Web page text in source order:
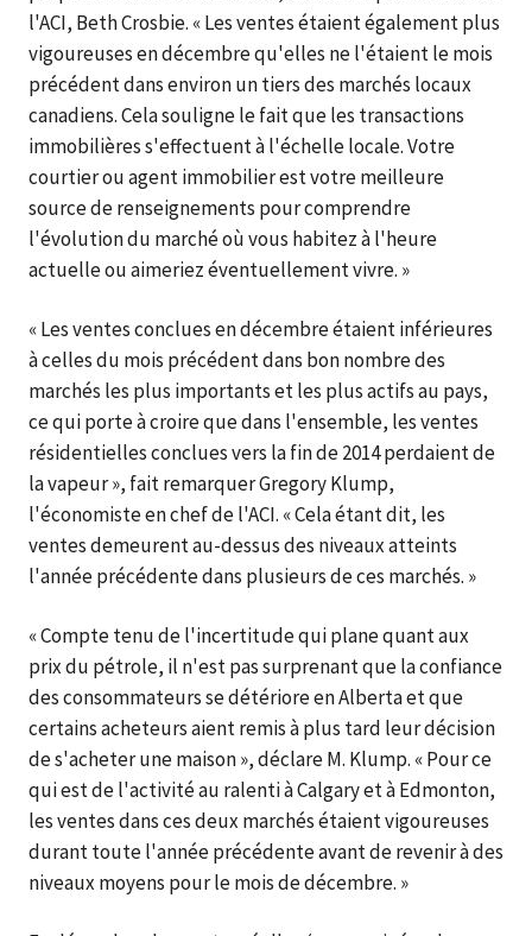
l'ACI, Beth Crosbie. « Les ventes étaient également plus
vigoureuses en décembre qu'elles ne l'étaient le mois
précédent dans environ un tiers des marchés locaux
canadiens. Cela souligne le fait que les transactions
immobilières s'effectuent à l'échelle locale. Votre
courtier ou agent immobilier est votre meilleure
source de renseignements pour comprendre
l'évolution du marché où vous habitez à l'heure
actuelle ou aimeriez éventuellement vivre. »
« Les ventes conclues en décembre étaient inférieures
à celles du mois précédent dans bon nombre des
marchés les plus importants et les plus actifs au pays,
ce qui porte à croire que dans l'ensemble, les ventes
résidentielles conclues vers la fin de 2014 perdaient de
la vapeur », fait remarquer Gregory Klump,
l'économiste en chef de l'ACI. « Cela étant dit, les
ventes demeurent au-dessus des niveaux atteints
l'année précédente dans plusieurs de ces marchés. »
« Compte tenu de l'incertitude qui plane quant aux
prix du pétrole, il n'est pas surprenant que la confiance
des consommateurs se détériore en Alberta et que
certains acheteurs aient remis à plus tard leur décision
de s'acheter une maison », déclare M. Klump. « Pour ce
qui est de l'activité au ralenti à Calgary et à Edmonton,
les ventes dans ces deux marchés étaient vigoureuses
durant toute l'année précédente avant de revenir à des
niveaux moyens pour le mois de décembre. »